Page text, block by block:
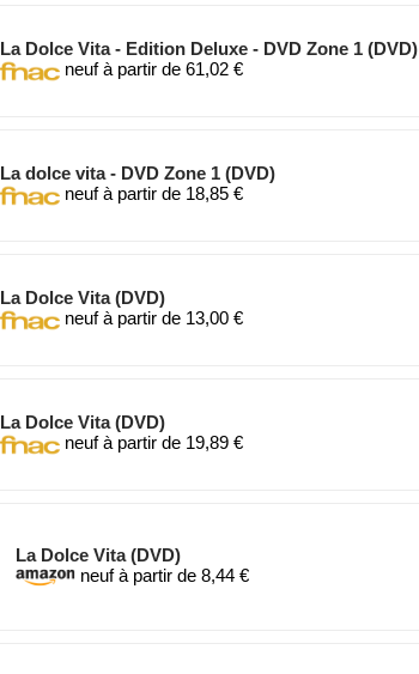
La Dolce Vita - Edition Deluxe - DVD Zone 1 (DVD)
neuf à partir de 61,02 €
La dolce vita - DVD Zone 1 (DVD)
neuf à partir de 18,85 €
La Dolce Vita (DVD)
neuf à partir de 13,00 €
La Dolce Vita (DVD)
neuf à partir de 19,89 €
La Dolce Vita (DVD)
neuf à partir de 8,44 €